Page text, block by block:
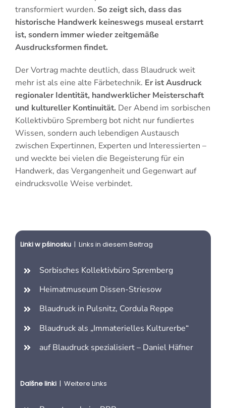
transformiert wurden. So zeigt sich, dass das
historische Handwerk keineswegs museal erstarrt
ist, sondern immer wieder zeitgemäße
Ausdrucksformen findet.
Der Vortrag machte deutlich, dass Blaudruck weit
mehr ist als eine alte Färbetechnik. Er ist Ausdruck
regionaler Identität, handwerklicher Meisterschaft
und kultureller Kontinuität. Der Abend im sorbischen
Kollektivbüro Spremberg bot nicht nur fundiertes
Wissen, sondern auch lebendigen Austausch
zwischen Expertinnen, Experten und Interessierten –
und weckte bei vielen die Begeisterung für ein
Handwerk, das Vergangenheit und Gegenwart auf
eindrucksvolle Weise verbindet.
Linki w pśinosku | Links in diesem Beitrag
Sorbisches Kollektivbüro Spremberg
Heimatmuseum Dissen-Striesow
Blaudruck in Pulsnitz, Cordula Reppe
Blaudruck als „Immaterielles Kulturerbe“
auf Blaudruck spezialisiert – Daniel Häfner
Dalšne linki | Weitere Links